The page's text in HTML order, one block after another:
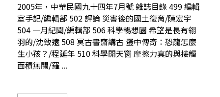
2005年，中華民國九十四年7月號 雜誌目錄 499 編輯
室手記/編輯部 502 評論 災害後的國土復育/陳宏宇
504 一月紀聞/編輯部 506 科學暢想園 希望是長有翎
羽的/沈致遠 508 冥古書齋講古 蛋中傳奇：恐龍怎麼
生小孩？/程延年 510 科學開天窗 摩擦力真的與接觸
面積無關/羅 ...